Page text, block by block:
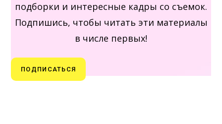
подборки и интересные кадры со съемок.
Подпишись, чтобы читать эти материалы
в числе первых!
ПОДПИСАТЬСЯ